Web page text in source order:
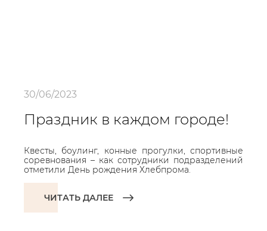
30/06/2023
Праздник в каждом городе!
Квесты, боулинг, конные прогулки, спортивные
соревнования – как сотрудники подразделений
отметили День рождения Хлебпрома.
ЧИТАТЬ ДАЛЕЕ